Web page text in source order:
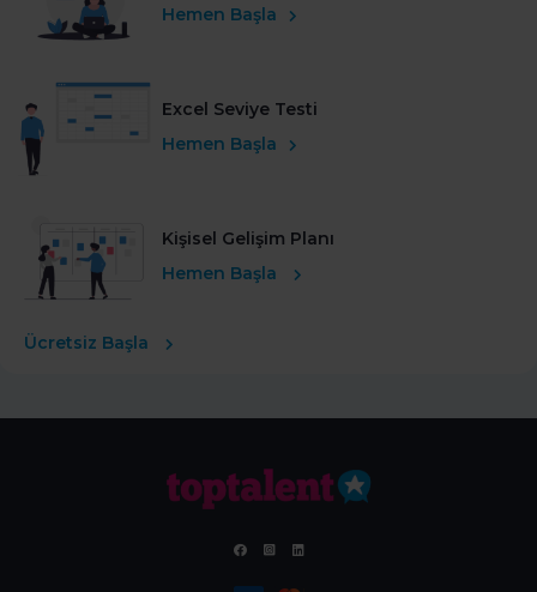
Hemen Başla
Excel Seviye Testi
Hemen Başla
Kişisel Gelişim Planı
Hemen Başla
Ücretsiz Başla